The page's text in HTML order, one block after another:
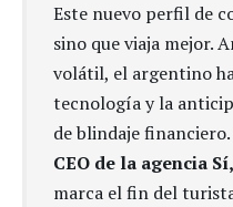
Este nuevo perfil de
sino que viaja mejor.
volátil, el argentino
tecnología y la
de blindaje financiero.
CEO de la agencia
marca el fin del